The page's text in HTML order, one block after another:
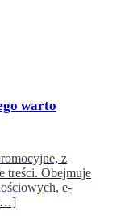
warto
z
treści. Obejmuje
e-
[…]